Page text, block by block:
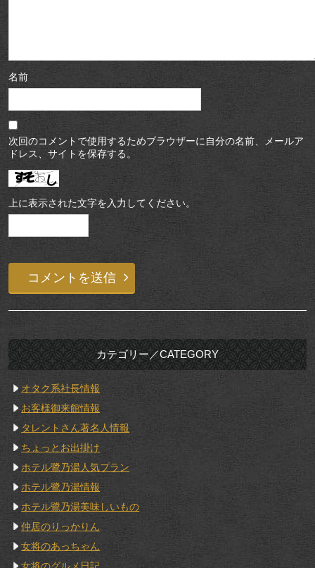
名前
次回のコメントで使用するためブラウザーに自分の名前、メールア
ドレス、サイトを保存する。
上に表示された文字を入力してください。
カテゴリー／CATEGORY
オタク系社長情報
お客様御来館情報
タレントさん著名人情報
ちょっとお出掛け
ホテル鷺乃湯人気プラン
ホテル鷺乃湯情報
ホテル鷺乃湯美味しいもの
仲居のりっかりん
女将のあっちゃん